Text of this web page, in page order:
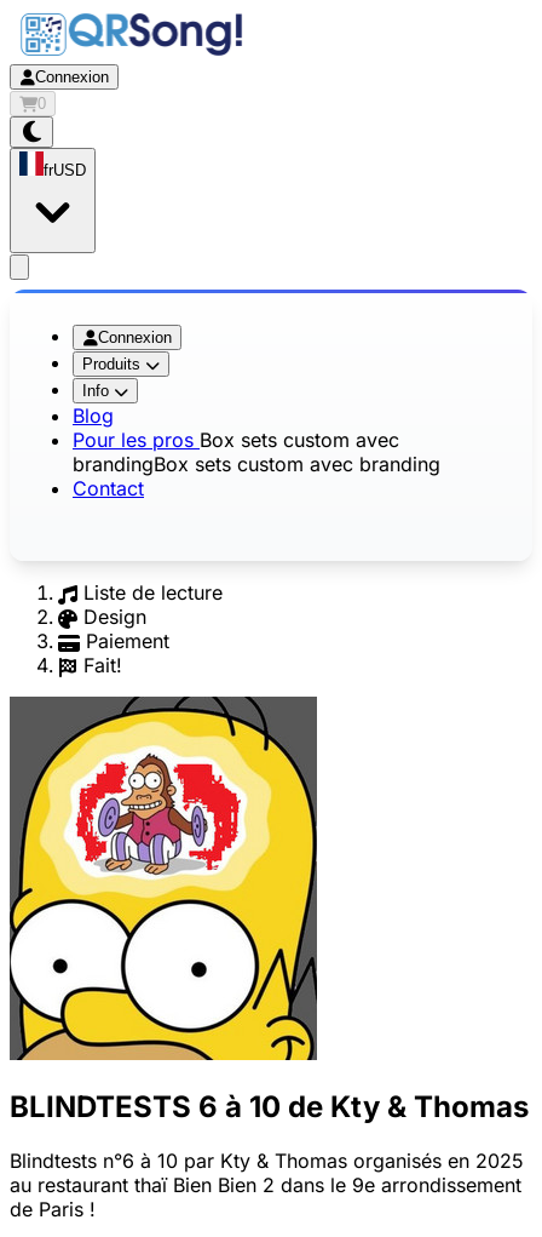
Connexion
0
frUSD
Connexion
Produits
Info
Blog
Pour les pros Box sets custom avec
brandingBox sets custom avec branding
Contact
Liste de lecture
Design
Paiement
Fait!
BLINDTESTS 6 à 10 de Kty & Thomas
Blindtests n°6 à 10 par Kty & Thomas organisés en 2025
au restaurant thaï Bien Bien 2 dans le 9e arrondissement
de Paris !